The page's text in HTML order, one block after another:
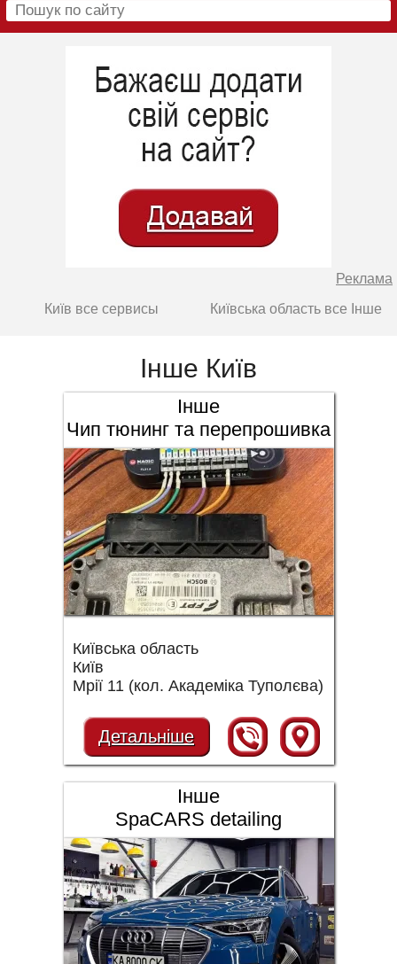
Реклама
Київ все сервисы
Київська область все Інше
Інше Київ
Інше
Чип тюнинг та перепрошивка
Київська область
Київ
Мрії 11 (кол. Академіка Туполєва)
Детальніше
Інше
SpaCARS detailing